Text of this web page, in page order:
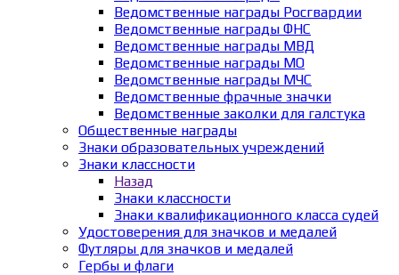
Ведомственные награды Росгвардии
Ведомственные награды ФНС
Ведомственные награды МВД
Ведомственные награды МО
Ведомственные награды МЧС
Ведомственные фрачные значки
Ведомственные заколки для галстука
Общественные награды
Знаки образовательных учреждений
Знаки классности
Назад
Знаки классности
Знаки квалификационного класса судей
Удостоверения для значков и медалей
Футляры для значков и медалей
Гербы и флаги